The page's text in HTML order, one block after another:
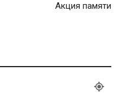
Акция памяти